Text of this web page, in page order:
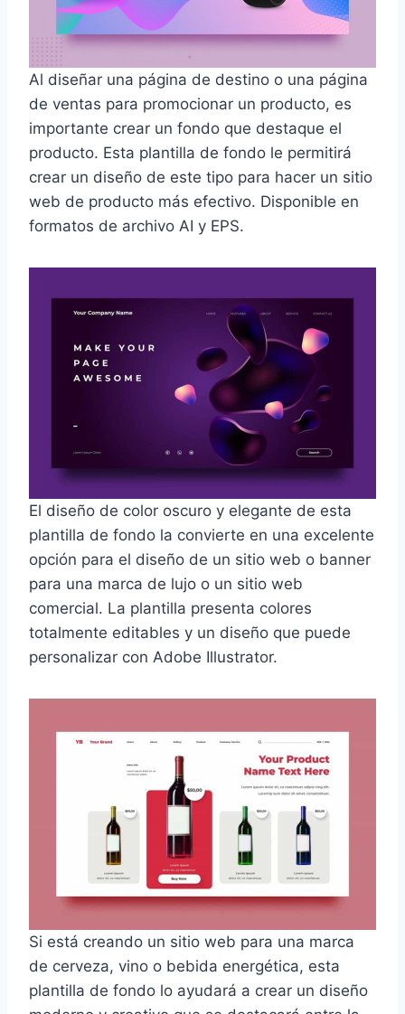
Al diseñar una página de destino o una página
de ventas para promocionar un producto, es
importante crear un fondo que destaque el
producto. Esta plantilla de fondo le permitirá
crear un diseño de este tipo para hacer un sitio
web de producto más efectivo. Disponible en
formatos de archivo AI y EPS.
El diseño de color oscuro y elegante de esta
plantilla de fondo la convierte en una excelente
opción para el diseño de un sitio web o banner
para una marca de lujo o un sitio web
comercial. La plantilla presenta colores
totalmente editables y un diseño que puede
personalizar con Adobe Illustrator.
Si está creando un sitio web para una marca
de cerveza, vino o bebida energética, esta
plantilla de fondo lo ayudará a crear un diseño